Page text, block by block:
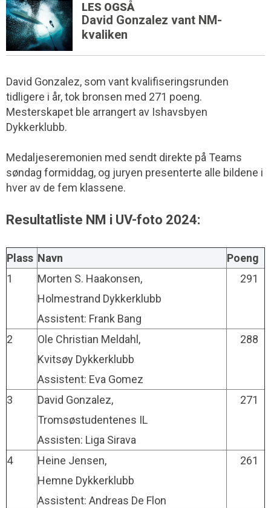
LES OGSÅ
David Gonzalez vant NM-
kvaliken
David Gonzalez, som vant kvalifiseringsrunden
tidligere i år, tok bronsen med 271 poeng.
Mesterskapet ble arrangert av Ishavsbyen
Dykkerklubb.
Medaljeseremonien med sendt direkte på Teams
søndag formiddag, og juryen presenterte alle bildene i
hver av de fem klassene.
Resultatliste NM i UV-foto 2024:
Plass Navn
Poeng
1
Morten S. Haakonsen,
Holmestrand Dykkerklubb
Assistent: Frank Bang
291
2
Ole Christian Meldahl,
Kvitsøy Dykkerklubb
Assistent: Eva Gomez
288
3
David Gonzalez,
Tromsøstudentenes IL
Assisten: Liga Sirava
271
4
Heine Jensen,
Hemne Dykkerklubb
Assistent: Andreas De Flon
261